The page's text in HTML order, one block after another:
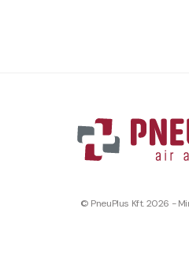
© PneuPlus Kft. 2026 -